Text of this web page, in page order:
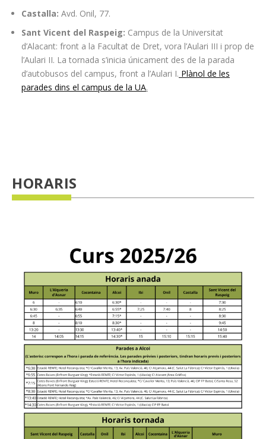
Castalla: Avd. Onil, 77.
Sant Vicent del Raspeig: Campus de la Universitat
d’Alacant: front a la Facultat de Dret, vora l’Aulari III i prop de
l’Aulari II. La tornada s’inicia únicament des de la parada
d’autobusos del campus, front a l’Aulari I. Plànol de les
parades dins el campus de la UA.
HORARIS